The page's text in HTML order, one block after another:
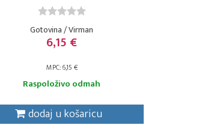
Gotovina / Virman
6,15 €
MPC: 6,15 €
Raspoloživo odmah
dodaj u košaricu